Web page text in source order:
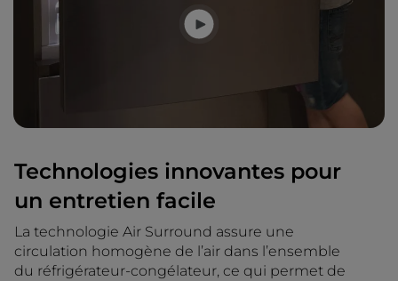
Technologies innovantes pour
un entretien facile
La technologie Air Surround assure une
circulation homogène de l’air dans l’ensemble
du réfrigérateur-congélateur, ce qui permet de